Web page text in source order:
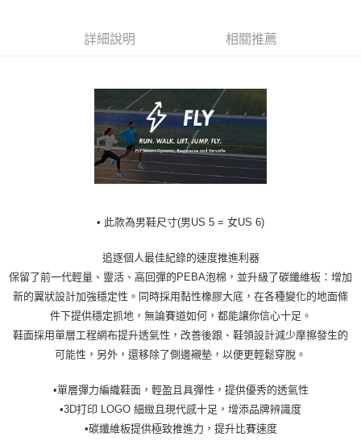
詳細說明 相關推薦
• 此款為男鞋尺寸(男US 5 = 女US 6)
追逐個人最佳紀錄的速度推進利器
保留了前一代輕量、靈活、高回彈的PEBA泡棉，並升級了碳纖維板：增加
新的翼狀設計加強穩定性。同時採用黏性橡膠大底，在各種變化的地面條
件下提供穩定抓地，無論賽道如何，都能讓你信心十足。
鞋面採用單層工程網布提升透氣性，改善後跟、鞋領設計減少摩擦發生的
可能性，另外，還移除了側邊襯墊，以便更輕鬆穿脫。
•單層彈力編織鞋面，輕盈且具彈性，提供優秀的透氣性
•3D打印 LOGO 細緻且現代感十足，增添品牌辨識度
•碳纖維板提供極致推進力，提升比賽速度